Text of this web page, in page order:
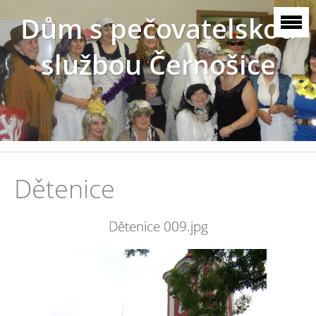
Dům s pečovatelskou
službou Černošice
Dětenice
Dětenice 009.jpg